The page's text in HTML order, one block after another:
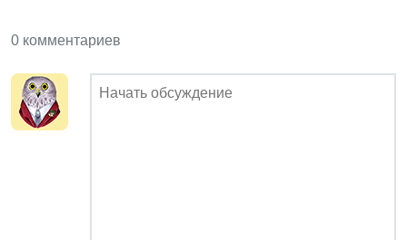
0 комментариев